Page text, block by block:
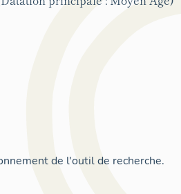
de l'outil de recherche.